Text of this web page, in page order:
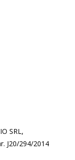
SRL,
J20/294/2014